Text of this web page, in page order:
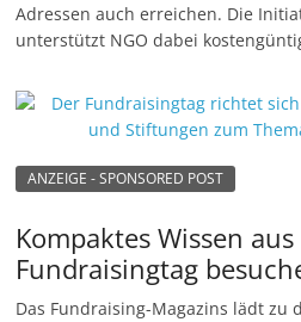
Adressen auch erreichen. Die
unterstützt NGO dabei
ANZEIGE - SPONSORED POST
Kompaktes Wissen
Fundraisingtag
Das Fundraising-Magazins lädt zu